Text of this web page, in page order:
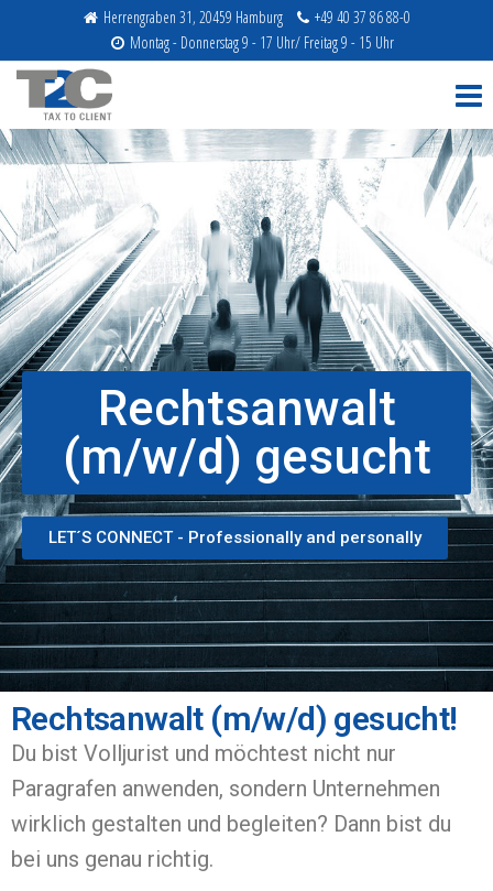
Herrengraben 31, 20459 Hamburg
+49 40 37 86 88-0
Montag - Donnerstag 9 - 17 Uhr/ Freitag 9 - 15 Uhr
Rechtsanwalt
(m/w/d) gesucht
LET´S CONNECT - Professionally and personally
Rechtsanwalt (m/w/d) gesucht!
Du bist Volljurist und möchtest nicht nur
Paragrafen anwenden, sondern Unternehmen
wirklich gestalten und begleiten? Dann bist du
bei uns genau richtig.